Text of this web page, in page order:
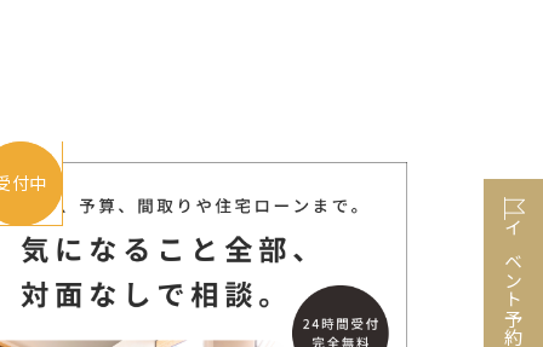
付中
イベント予約